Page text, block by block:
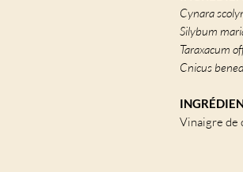
Cynara
Silybum
Taraxacum
Cnicus
Vinaigre de